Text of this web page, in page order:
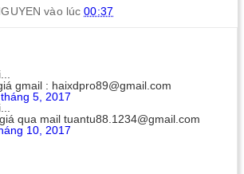
vào lúc00:37
gmail : haixdpro89@gmail.com
5, 2017
qua mail tuantu88.1234@gmail.com
10, 2017